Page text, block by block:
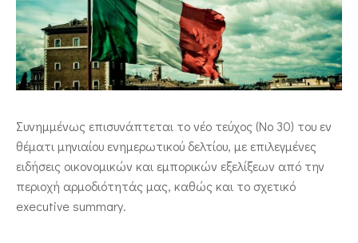
ΕΠΙΚΟΙΝΩΝΙΑ
Συνημμένως επισυνάπτεται το νέο τεύχος (Νο 30) του εν
θέματι μηνιαίου ενημερωτικού δελτίου, με επιλεγμένες
ειδήσεις οικονομικών και εμπορικών εξελίξεων από την
περιοχή αρμοδιότητάς μας, καθώς και το σχετικό
executive summary.